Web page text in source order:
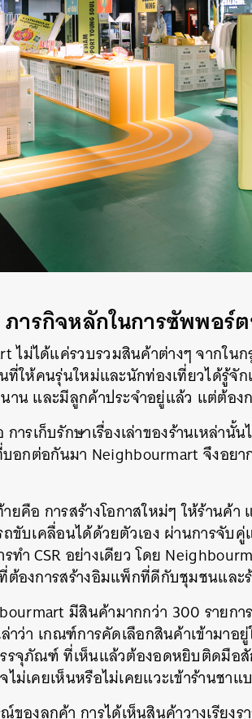
ภารกิจหลักในการซัพพอร์
ไม่ได้แค่รวบรวมสินค้าต่างๆ จากใน
ที่ให้คนรุ่นใหม่และนักท่องเที่ยวได้รู้จั
าน และมีลูกค้าประจำอยู่แล้ว แต่ต้อง
ารเก็บรักษาเรื่องเล่าของร้านเหล่านั้น
บอกต่อกันมา Neighbourmart จึงอย
ยคือ การสร้างโอกาสใหม่ๆ ให้ร้านค้
ขับเคลื่อนได้ด้วยตัวเอง ผ่านการจับ
ทำ CSR อย่างเดียว โดย
ต้องการสร้างอิมแพ็กที่ดีกับชุมชนและ
มีสินค้ามากกว่า 300 รายก
าว่า เกณฑ์การคัดเลือกสินค้าเข้ามาอ
รจุภัณฑ์ ที่เห็นแล้วต้องอดหยิบติดมือ
ม่เคยเห็นหรือไม่เคยแวะเข้าร้านชา
ของลูกค้า การได้เห็นสินค้าวางเรียง